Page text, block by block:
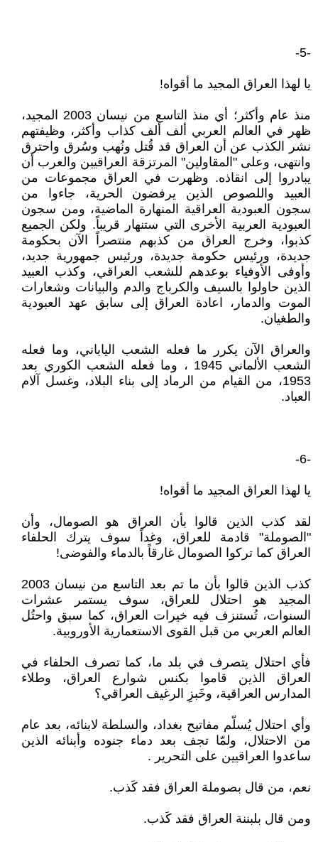
-5-
يا لهذا العراق المجيد ما أقواه!
منذ عام وأكثر؛ أي منذ التاسع من نيسان 2003 المجيد،
ظهر في العالم العربي ألف ألف كذاب وأكثر، وظيفتهم
نشر الكذب عن أن العراق قد قُتل ونُهب وسُرق واحترق
وانتهى، وعلى "المقاولين" المرتزقة العراقيين والعرب أن
يبادروا إلى انقاذه. وظهرت في العراق مجموعات من
العبيد واللصوص الذين يرفضون الحرية، جاءوا من
سجون العبودية العراقية المنهارة الماضية، ومن سجون
العبودية العربية الأخرى التي ستنهار قريباً. ولكن الجميع
كذبوا، وخرج العراق من كذبهم منتصراً الآن بحكومة
جديدة، ورئيس حكومة جديدة، ورئيس جمهورية جديد،
وأوفى الأوفياء بوعدهم للشعب العراقي، وكذب العبيد
الذين حاولوا بالسيف والكرباج والدم والبيانات وشعارات
الموت والدمار، اعادة العراق إلى سابق عهد العبودية
والطغيان.
والعراق الآن يكرر ما فعله الشعب الياباني، وما فعله
الشعب الألماني 1945 ، وما فعله الشعب الكوري بعد
1953، من القيام من الرماد إلى بناء البلاد، وغسل آلام
العباد.
-6-
يا لهذا العراق المجيد ما أقواه!
لقد كذب الذين قالوا بأن العراق هو الصومال، وأن
"الصوملة" قادمة للعراق، وغداً سوف يترك الحلفاء
العراق كما تركوا الصومال غارقاً بالدماء والفوضى!
كذب الذين قالوا بأن ما تم بعد التاسع من نيسان 2003
المجيد هو احتلال للعراق، سوف يستمر عشرات
السنوات، تُستنزف فيه خيرات العراق، كما سبق واحتُل
العالم العربي من قبل القوى الاستعمارية الأوروبية.
فأي احتلال يتصرف في بلد ما، كما تصرف الحلفاء في
العراق الذين قاموا بكنس شوارع العراق، وطلاء
المدارس العراقية، وخَبزِ الرغيف العراقي؟
وأي احتلال يُسلّم مفاتيح بغداد، والسلطة لابنائه، بعد عام
من الاحتلال، ولمّا تجف بعد دماء جنوده وأبنائه الذين
ساعدوا العراقيين على التحرير .
نعم، من قال بصوملة العراق فقد كَذب.
ومن قال بلبننة العراق فقد كَذب.